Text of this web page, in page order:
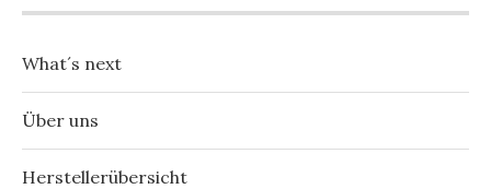
What´s next
Über uns
Herstellerübersicht